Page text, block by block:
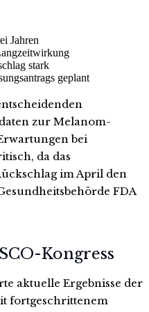
Jahren
stark
geplant
zur Melanom-
bei
da das
im April den
FDA
Kongress
aktuelle Ergebnisse der
fortgeschrittenem